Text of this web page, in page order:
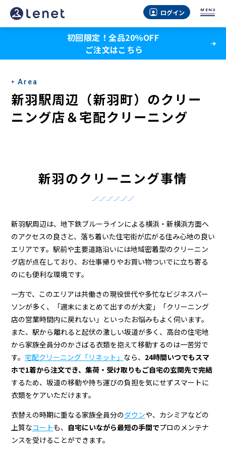
新
羽
周
辺
（横
浜
羽
町）
の
ク
リ
ー
ニ
ン
グ
店
＆
宅
配
ログイン MENU
初回限定！全品20％OFF
ご注文はこちら
Area
新羽駅周辺（新羽町）のクリー
ニング店＆宅配クリーニング
新羽のクリーニング事情
新羽駅周辺は、地下鉄ブルーラインによる横浜・新横浜方面へ
のアクセスの良さと、落ち着いた住宅街が広がる住み心地の良い
エリアです。駅前や主要道路沿いには地域密着型のクリーニン
グ店が点在しており、お仕事帰りやお買い物ついでに立ち寄る
のにも便利な環境です。
一方で、このエリアは共働きの現役世代や多忙なビジネスパー
ソンが多く、「週末にまとめて出すのが大変」「クリーニング
店の営業時間内に戻れない」といったお悩みもよく伺います。
また、駅から離れると起伏の激しい坂道が多く、高台の住宅地
から家族全員分のかさばる衣類を抱えて移動するのは一苦労で
す。 宅配クリーニング「リネット」 なら、 24時間いつでもスマ
ホで1着から注文でき、集荷・受け取りもご自宅の玄関先で完結
するため、坂道の移動や持ち運びの負担を気にせずスマートに
衣類をケアいただけます。
衣替えの時期に重なる家族全員分のダウンや、カシミアなどの
上質なコートも、 自宅にいながら最短の手間でプロのメンテナ
ンスを受けることができます。